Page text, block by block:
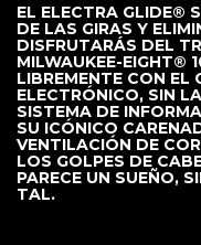
EL ELECTRA GLIDE®
DE LAS GIRAS Y
DISFRUTARÁS DEL
MILWAUKEE-EIGHT®
LIBREMENTE CON EL
ELECTRÓNICO, SIN
SISTEMA DE
SU ICÓNICO
VENTILACIÓN DE
LOS GOLPES DE
PARECE UN SUEÑO,
TAL.